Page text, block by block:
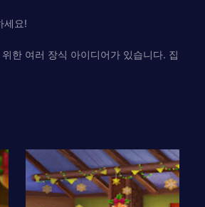
세요!
한 여러 장식 아이디어가 있습니다. 집